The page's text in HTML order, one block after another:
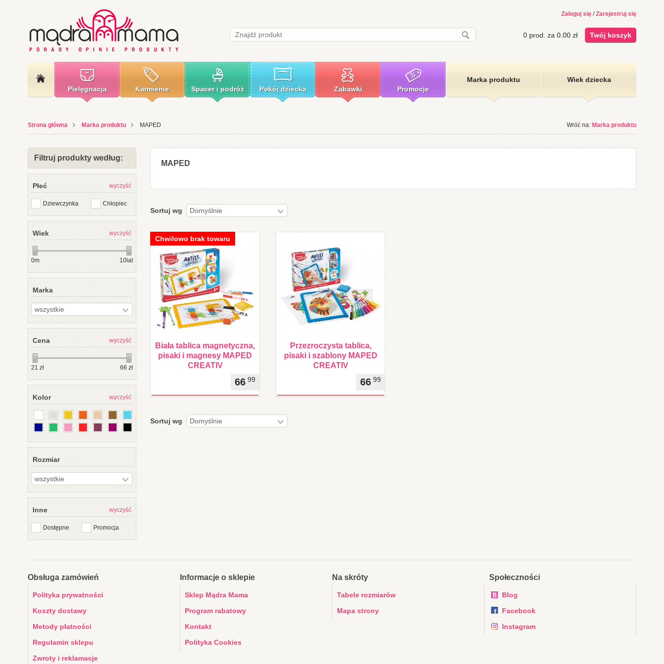
Zaloguj się /Zarejestruj się
Twój koszyk
0 prod. za 0.00 zł
Pielęgnacja Karmienie Spacer i podróż Pokój dziecka Zabawki Promocje
Marka produktu Wiek dziecka
Strona główna Marka produktu MAPED Wróć na: Marka produktu
MAPED
Sortuj wg
Chwilowo brak towaru
Biała tablica magnetyczna,
pisaki i magnesy MAPED
CREATIV
66 99
Przezroczysta tablica,
pisaki i szablony MAPED
CREATIV
66 99
Sortuj wg
Filtruj produkty według:
Płeć wyczyść
Dziewczynka Chłopiec
Wiek wyczyść
0m 10lat
Marka
Cena wyczyść
21 zł 66 zł
Kolor wyczyść
Rozmiar
Inne wyczyść
Dostępne Promocja
Obsługa zamówień
Polityka prywatności
Koszty dostawy
Metody płatności
Regulamin sklepu
Zwroty i reklamacje
Informacje o sklepie
Sklep Mądra Mama
Program rabatowy
Kontakt
Polityka Cookies
Na skróty
Tabele rozmiarów
Mapa strony
Społeczności
Blog
Facebook
Instagram